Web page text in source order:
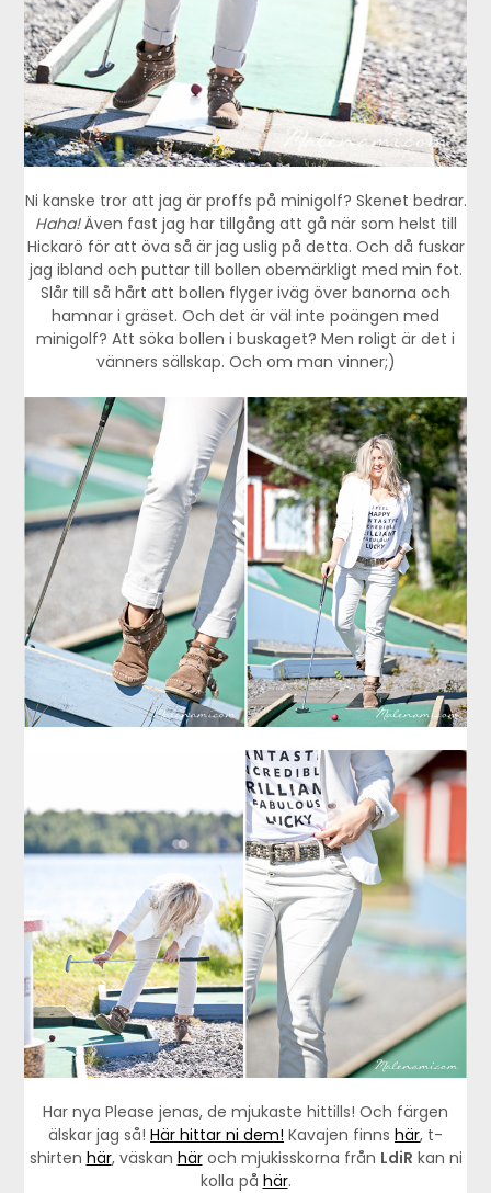
Ni kanske tror att jag är proffs på minigolf? Skenet bedrar.
Haha!Även fast jag har tillgång att gå när som helst till
Hickarö för att öva så är jag uslig på detta. Och då fuskar
jag ibland och puttar till bollen obemärkligt med min fot.
Slår till så hårt att bollen flyger iväg över banorna och
hamnar i gräset. Och det är väl inte poängen med
minigolf? Att söka bollen i buskaget? Men roligt är det i
vänners sällskap. Och om man vinner;)
Har nya Please jenas, de mjukaste hittills! Och färgen
älskar jag så! Här hittar ni dem! Kavajen finns här, t-
shirten här, väskan häroch mjukisskorna från LdiR kan ni
kolla på här.